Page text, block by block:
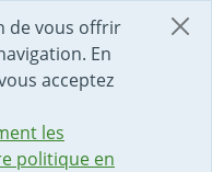
de vous offrir
En
acceptez
les
politique en